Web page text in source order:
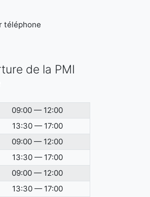
téléphone
de la PMI
09:00 — 12:00
13:30 — 17:00
09:00 — 12:00
13:30 — 17:00
09:00 — 12:00
13:30 — 17:00